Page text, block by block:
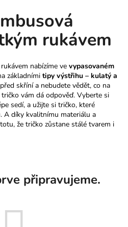
rukávem
nabízíme ve vypasovaném
základními tipy výstřihu – kulatý a
skříní a nebudete vědět, co na
vám dá odpověď. Vyberte si
sedí, a užijte si tričko, které
A díky kvalitnímu materiálu a
že tričko zůstane stálé tvarem i
připravujeme.